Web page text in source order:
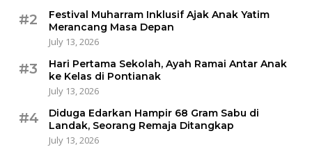
#2
Festival Muharram Inklusif Ajak Anak Yatim
Merancang Masa Depan
July 13, 2026
#3
Hari Pertama Sekolah, Ayah Ramai Antar Anak
ke Kelas di Pontianak
July 13, 2026
#4
Diduga Edarkan Hampir 68 Gram Sabu di
Landak, Seorang Remaja Ditangkap
July 13, 2026